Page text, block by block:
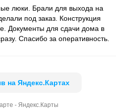
люки. Брали для выхода на
под заказ. Конструкция
Документы для сдачи дома в
Спасибо за оперативность.
на Яндекс.Картах
- Яндекс.Карты